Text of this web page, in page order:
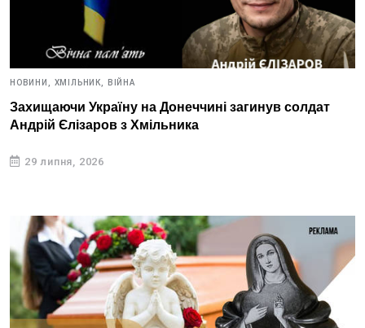
НОВИНИ, ХМІЛЬНИК, ВІЙНА
Захищаючи Україну на Донеччині загинув солдат
Андрій Єлізаров з Хмільника
29 липня, 2026